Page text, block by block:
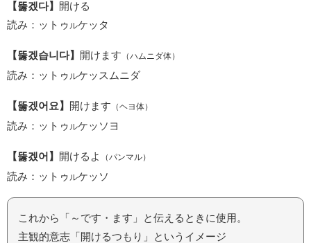
【뚫겠다】
開ける
読み：ットゥ ルケッタ
【뚫겠습니다】 開けます （ハムニダ体）
読み：ットゥ ルケッスムニダ
【뚫겠어요】 開けます （ヘヨ体）
読み：ットゥ ルケッソヨ
【뚫겠어】 開けるよ （パンマル）
読み：ットゥ ルケッソ
これから「～です・ます」と伝えるときに使用。
主観的意志「開けるつもり」というイメージ